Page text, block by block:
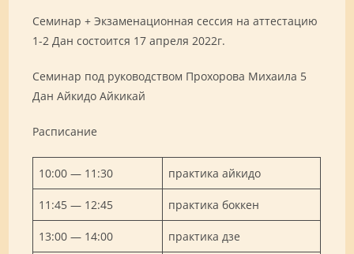
Семинар + Экзаменационная сессия на аттестацию
1-2 Дан состоится 17 апреля 2022г.
Семинар под руководством Прохорова Михаила 5
Дан Айкидо Айкикай
Расписание
10:00 — 11:30 практика айкидо
11:45 — 12:45 практика боккен
13:00 — 14:00 практика дзе